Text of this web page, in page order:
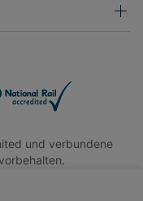
und verbundene
1 Stonecutter